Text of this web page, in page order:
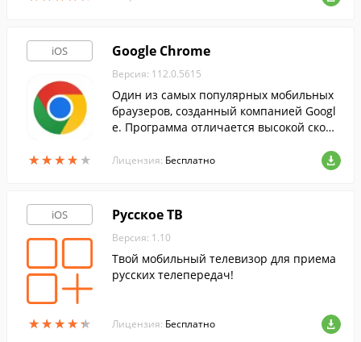
iOS
★★★★ ★
★★★★ ★
Google Chrome
Версия: 112.0.5615
Один из самых популярных мобильных
браузеров, созданный компанией Googl
e. Программа отличается высокой скоро
ей синхронизации закладок и прочих да
Лицензия: Бесплатно
iOS
★★★★★
★★★★★
Русское ТВ
Версия: 1.10
Твой мобильный телевизор для приема
русских телепередач!
Лицензия: Бесплатно